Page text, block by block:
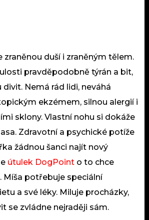
zraněnou duší i zraněným tělem.
pravděpodobně týrán a bit,
divit. Nemá rád lidi, neváhá
ekzémem, silnou alergií i
sklony. Vlastní nohu si dokáže
Zdravotní a psychické potíže
žádnou šanci najít nový
útulek DogPoint o to chce
Míša potřebuje speciální
a své léky. Miluje procházky,
se zvládne nejraději sám.